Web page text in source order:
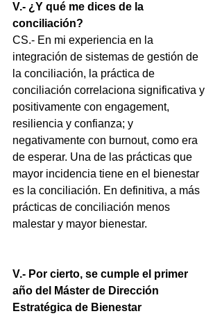
V.- ¿Y qué me dices de la
conciliación?
CS.- En mi experiencia en la
integración de sistemas de gestión de
la conciliación, la práctica de
conciliación correlaciona significativa y
positivamente con engagement,
resiliencia y confianza; y
negativamente con burnout, como era
de esperar. Una de las prácticas que
mayor incidencia tiene en el bienestar
es la conciliación. En definitiva, a más
prácticas de conciliación menos
malestar y mayor bienestar.
V.- Por cierto, se cumple el primer
año del Máster de Dirección
Estratégica de Bienestar